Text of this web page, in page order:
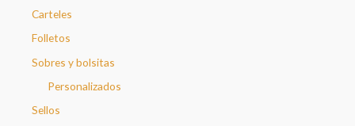
Carteles
Folletos
Sobres y bolsitas
Personalizados
Sellos